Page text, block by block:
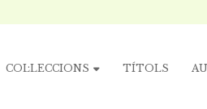
COL·LECCIONS TÍTOLS